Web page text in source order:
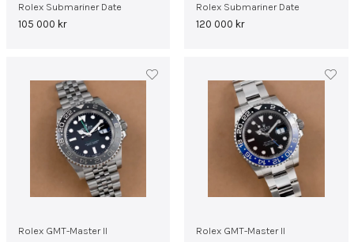
Rolex Submariner Date
105 000 kr
Rolex Submariner Date
120 000 kr
Rolex GMT-Master II
Rolex GMT-Master II